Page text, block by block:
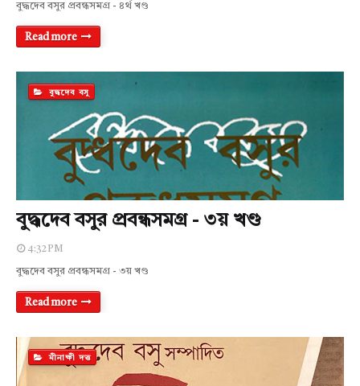
বুদ্ধদেব বসুর প্রবন্ধসমগ্র - ৪র্থ খণ্ড
Read more
বুদ্ধদেব বসু
বুদ্ধদেব বসুর প্রবন্ধসমগ্র - ৩য় খণ্ড
4:32 PM
বুদ্ধদেব বসুর প্রবন্ধসমগ্র - ৩য় খণ্ড
Read more
মীনাক্ষী দত্ত